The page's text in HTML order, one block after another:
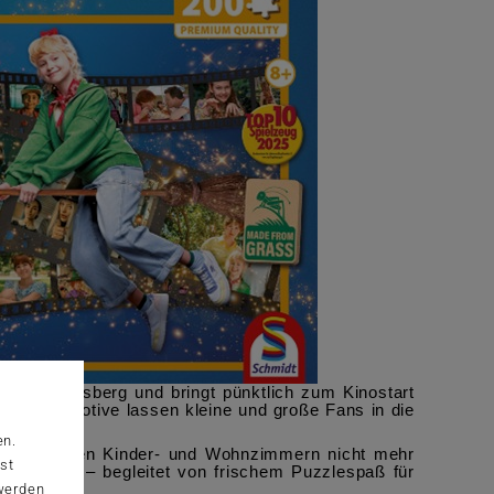
Blocksberg und bringt pünktlich zum Kinostart
neuen Motive lassen kleine und große Fans in die
auf.
vielen Kinder- und Wohnzimmern nicht mehr
– begleitet von frischem Puzzlespaß für